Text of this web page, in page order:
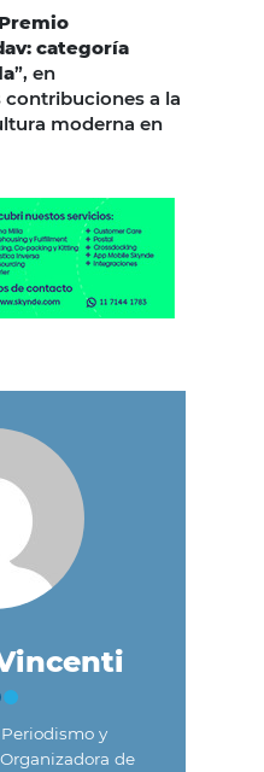
Premio
categoría
”, en
a la
moderna en
y
de